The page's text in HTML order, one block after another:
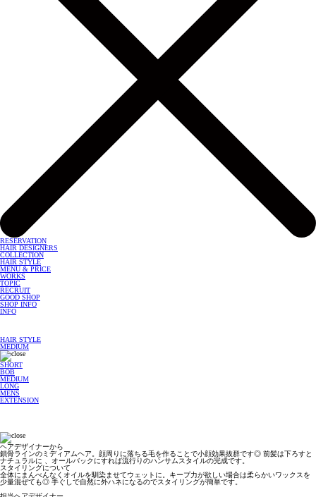
RESERVATION
HAIR DESIGNERS
COLLECTION
HAIR STYLE
MENU & PRICE
WORKS
TOPIC
RECRUIT
GOOD SHOP
SHOP INFO
INFO
HAIR STYLE
MEDIUM
SHORT
BOB
MEDIUM
LONG
MENS
EXTENSION
ヘアデザイナーから
鎖骨ラインのミディアムヘア。顔周りに落ちる毛を作ることで小顔効果抜群です◎ 前髪は下ろすと
ナチュラルに 、オールバックにすれば流行りのハンサムスタイルの完成です。
スタイリングについて
全体にまんべんなくオイルを馴染ませてウェットに。キープ力が欲しい場合は柔らかいワックスを
少量混ぜても◎ 手ぐしで自然に外ハネになるのでスタイリングが簡単です。